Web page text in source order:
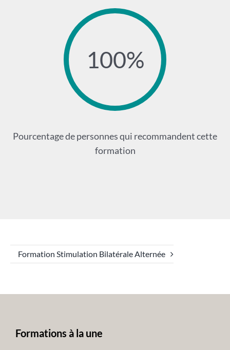
100%
Pourcentage de personnes qui recommandent cette
formation
Formation Stimulation Bilatérale Alternée
Formations à la une